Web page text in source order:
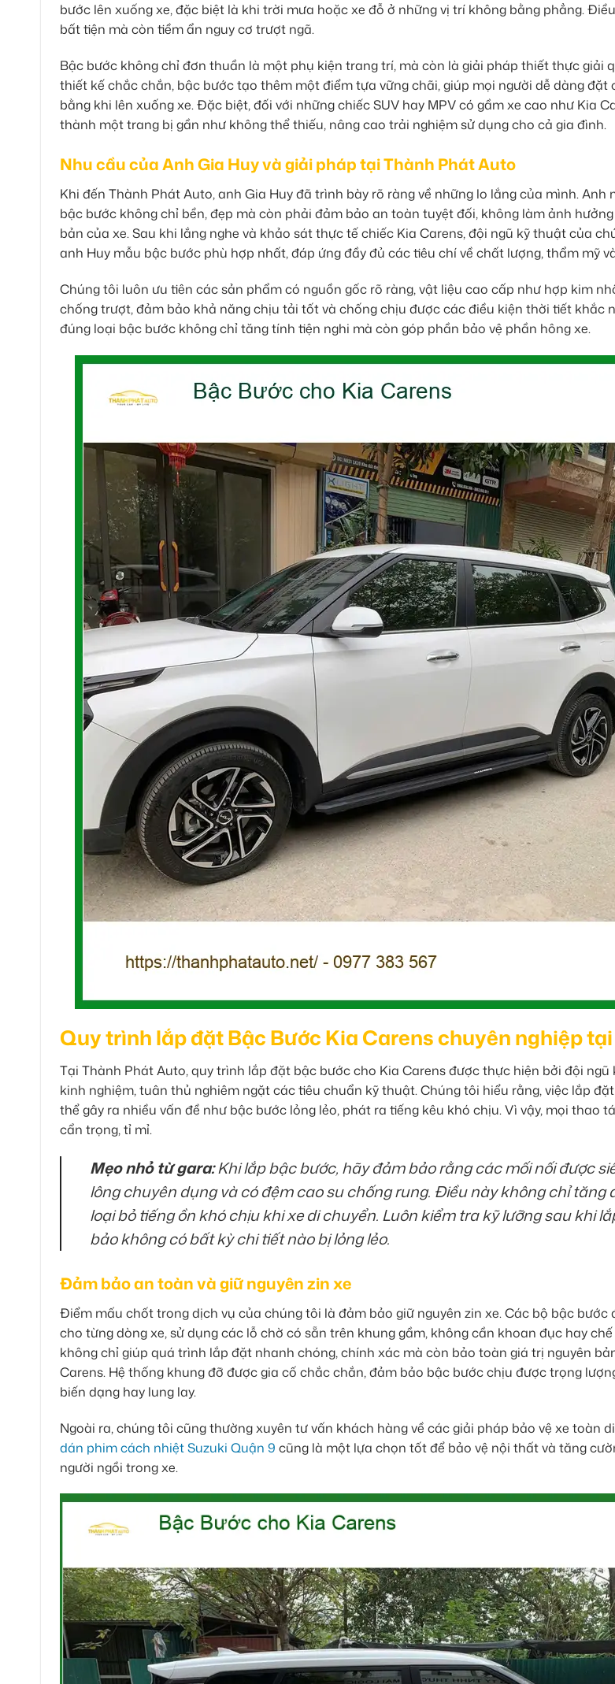
bước lên xuống xe, đặc biệt là khi trời mưa hoặc xe đỗ ở những vị trí không bằng phẳng.
bất tiện mà còn tiềm ẩn nguy cơ trượt ngã.
Bậc bước không chỉ đơn thuần là một phụ kiện trang trí, mà còn là giải pháp thiết thực giải
thiết kế chắc chắn, bậc bước tạo thêm một điểm tựa vững chãi, giúp mọi người dễ dàng đặt
bằng khi lên xuống xe. Đặc biệt, đối với những chiếc SUV hay MPV có gầm xe cao như Kia
thành một trang bị gần như không thể thiếu, nâng cao trải nghiệm sử dụng cho cả gia đình.
Nhu cầu của Anh Gia Huy và giải pháp tại Thành Phát Auto
Khi đến Thành Phát Auto, anh Gia Huy đã trình bày rõ ràng về những lo lắng của mình. Anh
bậc bước không chỉ bền, đẹp mà còn phải đảm bảo an toàn tuyệt đối, không làm ảnh
bản của xe. Sau khi lắng nghe và khảo sát thực tế chiếc Kia Carens, đội ngũ kỹ thuật của
anh Huy mẫu bậc bước phù hợp nhất, đáp ứng đầy đủ các tiêu chí về chất lượng, thẩm mỹ
Chúng tôi luôn ưu tiên các sản phẩm có nguồn gốc rõ ràng, vật liệu cao cấp như hợp kim
chống trượt, đảm bảo khả năng chịu tải tốt và chống chịu được các điều kiện thời tiết khắc
đúng loại bậc bước không chỉ tăng tính tiện nghi mà còn góp phần bảo vệ phần hông xe.
Quy trình lắp đặt Bậc Bước Kia Carens chuyên nghiệp
Tại Thành Phát Auto, quy trình lắp đặt bậc bước cho Kia Carens được thực hiện bởi đội ngũ
kinh nghiệm, tuân thủ nghiêm ngặt các tiêu chuẩn kỹ thuật. Chúng tôi hiểu rằng, việc lắp
thể gây ra nhiều vấn đề như bậc bước lỏng lẻo, phát ra tiếng kêu khó chịu. Vì vậy, mọi thao
cẩn trọng, tỉ mỉ.
Mẹo nhỏ từ gara:Khi lắp bậc bước, hãy đảm bảo rằng các mối nối được
lông chuyên dụng và có đệm cao su chống rung. Điều này không chỉ tăng
loại bỏ tiếng ồn khó chịu khi xe di chuyển. Luôn kiểm tra kỹ lưỡng sau khi
bảo không có bất kỳ chi tiết nào bị lỏng lẻo.
Đảm bảo an toàn và giữ nguyên zin xe
Điểm mấu chốt trong dịch vụ của chúng tôi là đảm bảo giữ nguyên zin xe. Các bộ bậc bước
cho từng dòng xe, sử dụng các lỗ chờ có sẵn trên khung gầm, không cần khoan đục hay
không chỉ giúp quá trình lắp đặt nhanh chóng, chính xác mà còn bảo toàn giá trị nguyên
Carens. Hệ thống khung đỡ được gia cố chắc chắn, đảm bảo bậc bước chịu được trọng
biến dạng hay lung lay.
Ngoài ra, chúng tôi cũng thường xuyên tư vấn khách hàng về các giải pháp bảo vệ xe toàn
dán phim cách nhiệt Suzuki Quận 9 cũng là một lựa chọn tốt để bảo vệ nội thất và tăng
người ngồi trong xe.